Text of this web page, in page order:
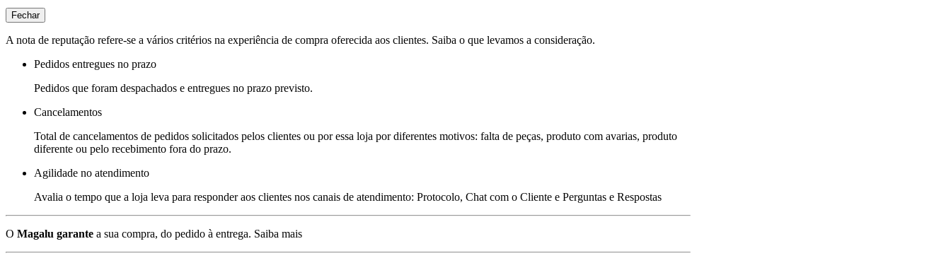
Fechar
A nota de reputação refere-se a vários critérios na experiência de compra oferecida aos clientes. Saiba o que levamos a consideração.
Pedidos entregues no prazo
Pedidos que foram despachados e entregues no prazo previsto.
Cancelamentos
Total de cancelamentos de pedidos solicitados pelos clientes ou por essa loja por diferentes motivos: falta de peças, produto com avarias, produto
diferente ou pelo recebimento fora do prazo.
Agilidade no atendimento
Avalia o tempo que a loja leva para responder aos clientes nos canais de atendimento: Protocolo, Chat com o Cliente e Perguntas e Respostas
O Magalu garante a sua compra, do pedido à entrega. Saiba mais